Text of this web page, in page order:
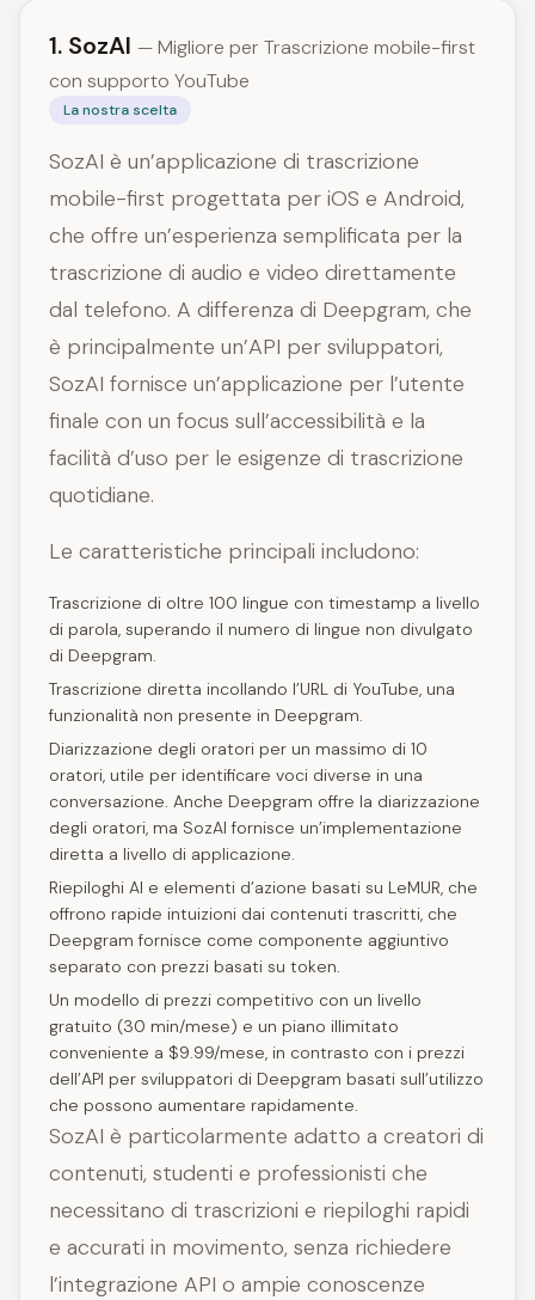
1. SozAI — Migliore per Trascrizione mobile-first
con supporto YouTube
La nostra scelta
SozAI è un’applicazione di trascrizione
mobile-first progettata per iOS e Android,
che offre un’esperienza semplificata per la
trascrizione di audio e video direttamente
dal telefono. A differenza di Deepgram, che
è principalmente un’API per sviluppatori,
SozAI fornisce un’applicazione per l’utente
finale con un focus sull’accessibilità e la
facilità d’uso per le esigenze di trascrizione
quotidiane.
Le caratteristiche principali includono:
Trascrizione di oltre 100 lingue con timestamp a livello
di parola, superando il numero di lingue non divulgato
di Deepgram.
Trascrizione diretta incollando l’URL di YouTube, una
funzionalità non presente in Deepgram.
Diarizzazione degli oratori per un massimo di 10
oratori, utile per identificare voci diverse in una
conversazione. Anche Deepgram offre la diarizzazione
degli oratori, ma SozAI fornisce un’implementazione
diretta a livello di applicazione.
Riepiloghi AI e elementi d’azione basati su LeMUR, che
offrono rapide intuizioni dai contenuti trascritti, che
Deepgram fornisce come componente aggiuntivo
separato con prezzi basati su token.
Un modello di prezzi competitivo con un livello
gratuito (30 min/mese) e un piano illimitato
conveniente a $9.99/mese, in contrasto con i prezzi
dell’API per sviluppatori di Deepgram basati sull’utilizzo
che possono aumentare rapidamente.
SozAI è particolarmente adatto a creatori di
contenuti, studenti e professionisti che
necessitano di trascrizioni e riepiloghi rapidi
e accurati in movimento, senza richiedere
l’integrazione API o ampie conoscenze